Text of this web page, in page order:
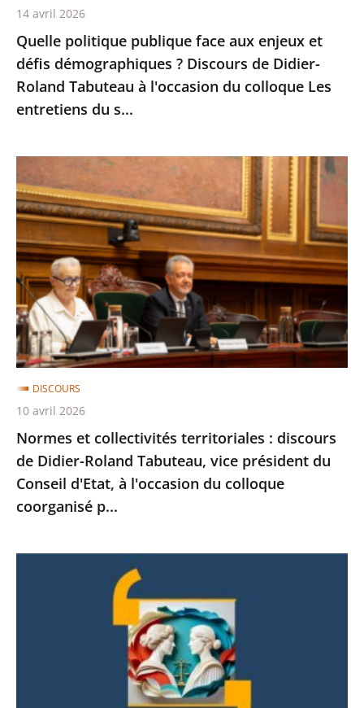
Discours
de
Didier-
Roland
Tabuteau
du
colloque
Les
entretiens
du
s...
Quelle politique publique face aux enjeux et
défis démographiques ? Discours de Didier-
Roland Tabuteau à l'occasion du colloque Les
entretiens du s...
14 avril 2026
Normes
et
collectivités
territoriales
:
discours
de
Didier-
Roland
Tabuteau,
vice
président
du
Conseil
d'Etat,
à
du
Normes et collectivités territoriales : discours
de Didier-Roland Tabuteau, vice président du
Conseil d'Etat, à l'occasion du colloque
coorganisé p...
DISCOURS
10 avril 2026